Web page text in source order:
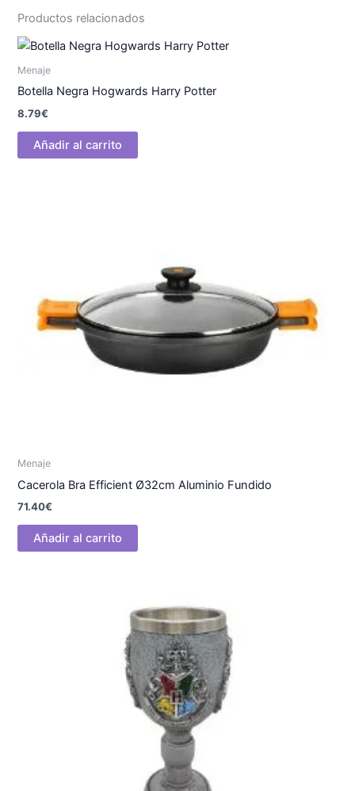
Productos relacionados
Menaje
Botella Negra Hogwards Harry Potter
8.79€
Añadir al carrito
Menaje
Cacerola Bra Efficient Ø32cm Aluminio Fundido
71.40€
Añadir al carrito